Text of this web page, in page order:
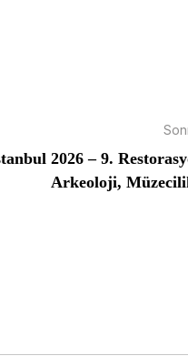
2026 – 9.
Arkeoloji,